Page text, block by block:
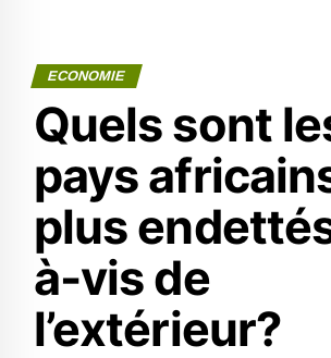
ECONOMIE
Quels sont
pays
plus
à-vis de
l’extérieur?